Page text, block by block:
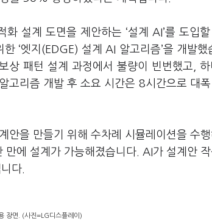
설계 도면을 제안하는 ‘설계 AI’를 도입할
‘엣지(EDGE) 설계 AI 알고리즘’을 개발했
상 패턴 설계 과정에서 불량이 빈번했고, 하
고리즘 개발 후 소요 시간은 8시간으로 대
안을 만들기 위해 수차례 시뮬레이션을 수
에 설계가 가능해졌습니다. AI가 설계안
다.
장면. (사진=LG디스플레이)